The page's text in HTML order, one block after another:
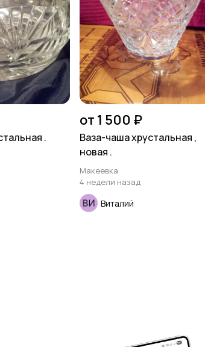
.
от 1 500 ₽
Ваза-чаша хрустальная ,
новая .
Макеевка
4 недели назад
Виталий